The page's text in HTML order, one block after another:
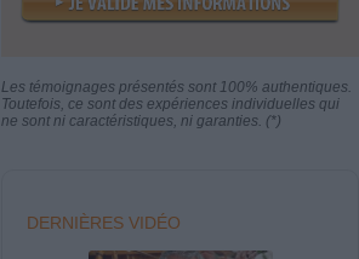
Les témoignages présentés sont 100% authentiques.
Toutefois, ce sont des expériences individuelles qui
ne sont ni caractéristiques, ni garanties. (*)
DERNIÈRES VIDÉO